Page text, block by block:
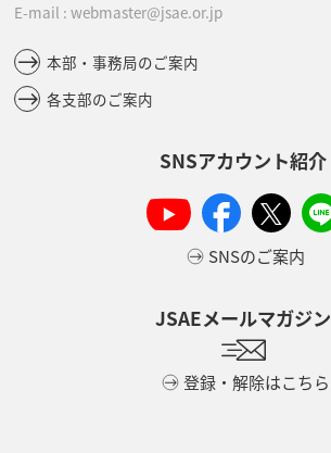
E-mail : webmaster@jsae.or.jp
本部・事務局のご案内
各支部のご案内
SNSアカウント紹介
SNSのご案内
JSAEメールマガジン
登録・解除はこちら